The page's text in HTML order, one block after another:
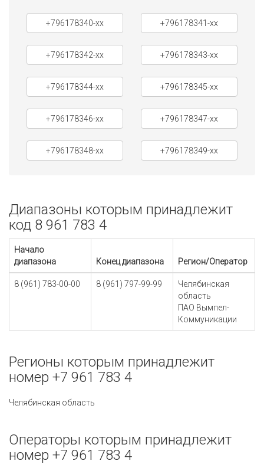
+796178340-xx +796178341-xx
+796178342-xx +796178343-xx
+796178344-xx +796178345-xx
+796178346-xx +796178347-xx
+796178348-xx +796178349-xx
Диапазоны которым принадлежит
код 8 961 783 4
Начало
диапазона
Конец диапазона Регион/Оператор
8 (961) 783-00-00 8 (961) 797-99-99
Челябинская
область
ПАО Вымпел-
Коммуникации
Регионы которым принадлежит
номер +7 961 783 4
Челябинская область
Операторы которым принадлежит
номер +7 961 783 4